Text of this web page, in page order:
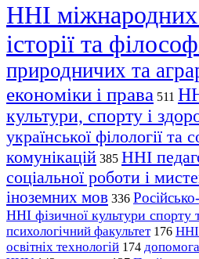
ННІ міжнародних
історії та
природничих та
економіки і права 511
культури, спорту і
української філології та
комунікацій 385 ННІ
соціальної роботи і
іноземних мов 336
ННІ фізичної культури спорту
психологічний факультет 176 ННІ
освітніх технологій 174